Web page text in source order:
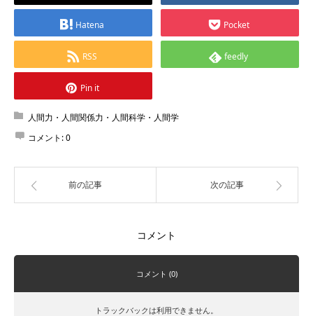
Hatena Pocket
RSS feedly
Pin it
人間力・人間関係力・人間科学・人間学
コメント:0
前の記事 次の記事
コメント
コメント (0)
トラックバックは利用できません。